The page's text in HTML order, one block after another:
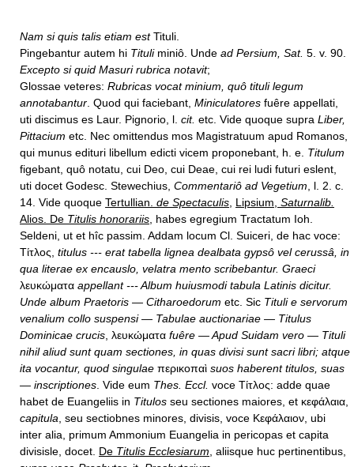
Nam si quis talis etiam estTituli.
Pingebantur autem hi Tituliminiô. Unde ad Persium, Sat. 5. v. 90.
Excepto si quid Masuri rubrica notavit;
Glossae veteres: Rubricas vocat minium, quô tituli legum
annotabantur . Quod qui faciebant, Miniculatores fuêre appellati,
uti discimus es Laur. Pignorio, l. cit. etc. Vide quoque supra Liber,
Pittacium etc. Nec omittendus mos Magistratuum apud Romanos,
qui munus edituri libellum edicti vicem proponebant, h. e. Titulum
figebant, quô notatu, cui Deo, cui Deae, cui rei ludi futuri eslent,
uti docet Godesc. Stewechius, Commentariô ad Vegetium , l. 2. c.
14. Vide quoque Tertullian. de Spectaculis Lipsium, Saturnalib.
Alios. De Titulis honorariis habes egregium Tractatum Ioh.
Seldeni, ut et hîc passim. Addam locum Cl. Suiceri, de hac voce:
Τίτλος, titulus --- erat tabella lignea dealbata gypsô vel cerussâ, in
qua literae ex encauslo, velatra mento scribebantur. Graeci
λευκώματα appellant --- Album huiusmodi tabula Latinis dicitur.
Unde album Praetoris — Citharoedorum etc. Sic Tituli e servorum
venalium collo suspensi — Tabulae auctionariae — Titulus
Dominicae crucis , λευκώματα fuêre — Apud Suidam vero — Tituli
nihil aliud sunt quam sectiones, in quas divisi sunt sacri libri; atque
ita vocantur, quod singulae περικοπαὶ suos haberent titulos, suas
— inscriptiones . Vide eum Thes. Eccl. voce Τίτλος: adde quae
habet de Euangeliis in Titulos seu sectiones maiores, et κεφάλαια,
capitula , seu sectiobnes minores, divisis, voce Κεφάλαιον, ubi
inter alia, primum Ammonium Euangelia in pericopas et capita
divisisle, docet. De Titulis Ecclesiarum aliisque huc pertinentibus,